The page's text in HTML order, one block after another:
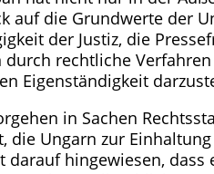
auf die Grundwerte der
der Justiz, die
durch rechtliche
Eigenständigkeit
in Sachen
die Ungarn zur
darauf hingewiesen, dass